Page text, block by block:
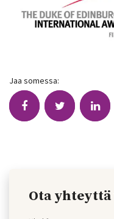
Jaa somessa:
Ota